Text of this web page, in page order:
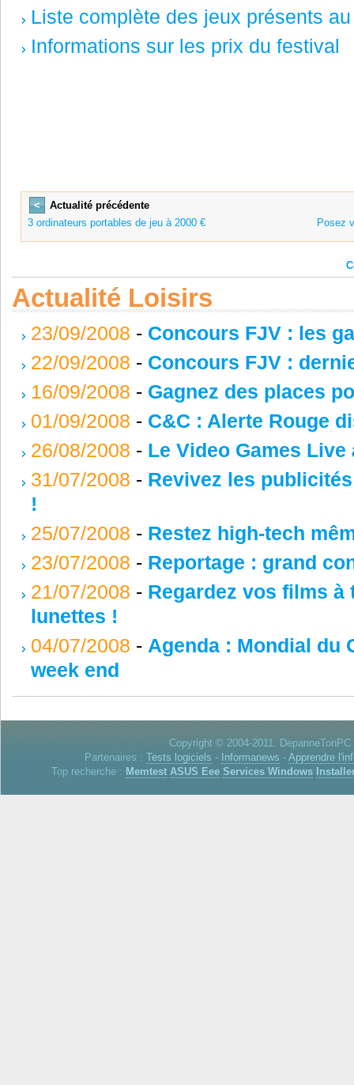
Liste complète des jeux présents
Informations sur les prix du festival
<
Actualité précédente
3 ordinateurs portables de jeu à 2000 €
Posez
Actualité Loisirs
23/09/2008 - Concours FJV : les
22/09/2008 - Concours FJV :
16/09/2008 - Gagnez des places
01/09/2008 - C&C : Alerte Rouge
26/08/2008 - Le Video Games Live
31/07/2008 - Revivez les
!
25/07/2008 - Restez high-tech
23/07/2008 - Reportage : grand
21/07/2008 - Regardez vos films à
lunettes !
04/07/2008 - Agenda : Mondial du
week end
Copyright © 2004-2011.
Partenaires : Tests logiciels - Informanews - Apprendre
Top recherche : Memtest ASUS Eee Services Windows